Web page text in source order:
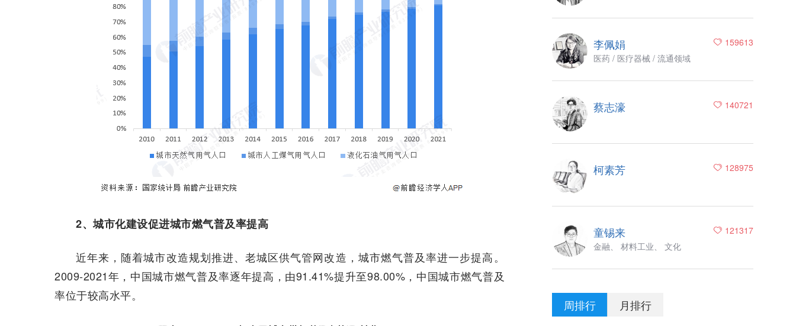
2、城市化建设促进城市燃气普及率提高
近年来，随着城市改造规划推进、老城区供气管网改造，城市燃气普及率进一步提高。
2009-2021年，中国城市燃气普及率逐年提高，由91.41%提升至98.00%，中国城市燃气普及
率位于较高水平。
159613
李佩娟
医药 / 医疗器械 / 流通领域
140721
蔡志濠
128975
柯素芳
121317
童锡来
金融、 材料工业、 文化
周排行 月排行